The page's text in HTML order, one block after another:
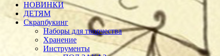
НОВИНКИ
ДЕТЯМ
Скрапбукинг
Наборы для творчества
Хранение
Инструменты